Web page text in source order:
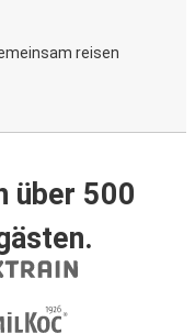
reisen
über 500